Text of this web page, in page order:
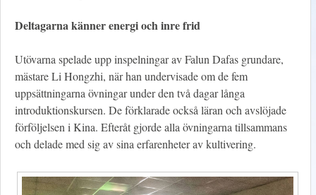
Deltagarna känner energi och inre frid
Utövarna spelade upp inspelningar av Falun Dafas grundare,
mästare Li Hongzhi, när han undervisade om de fem
uppsättningarna övningar under den två dagar långa
introduktionskursen. De förklarade också läran och avslöjade
förföljelsen i Kina. Efteråt gjorde alla övningarna tillsammans
och delade med sig av sina erfarenheter av kultivering.